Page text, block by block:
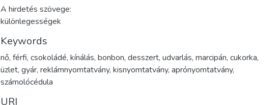
A hirdetés szövege:
különlegességek
Keywords
nő, férfi, csokoládé, kínálás, bonbon, desszert, udvarlás, marcipán, cukorka,
üzlet, gyár, reklámnyomtatvány, kisnyomtatvány, aprónyomtatvány,
számolócédula
URI